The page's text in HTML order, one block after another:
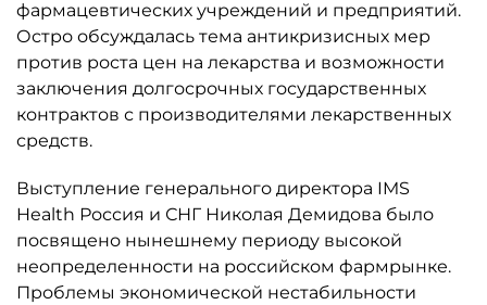
фармацевтических учреждений и предприятий.
Остро обсуждалась тема антикризисных мер
против роста цен на лекарства и возможности
заключения долгосрочных государственных
контрактов с производителями лекарственных
средств.
Выступление генерального директора IMS
Health Россия и СНГ Николая Демидова было
посвящено нынешнему периоду высокой
неопределенности на российском фармрынке.
Проблемы экономической нестабильности